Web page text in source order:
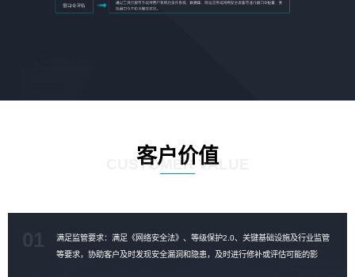
客户价值
CUSTOMER VALUE
满足监管要求：满足《网络安全法》、等级保护2.0、关键基础设施及行业监管
等要求，协助客户及时发现安全漏洞和隐患，及时进行修补或评估可能的影